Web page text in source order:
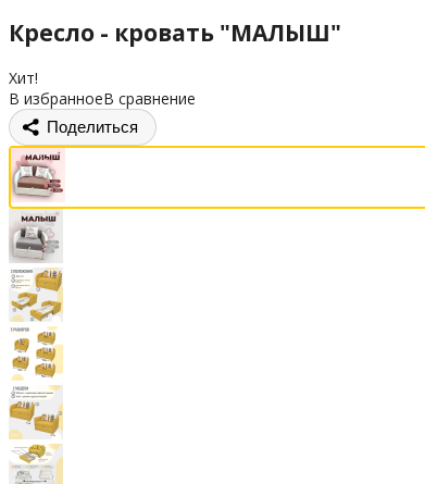
Кресло - кровать "МАЛЫШ"
Хит!
В избранноеВ сравнение
Поделиться